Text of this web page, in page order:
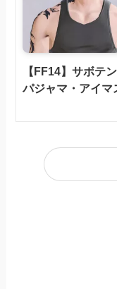
【FF14】サボテ
パジャマ・アイマ